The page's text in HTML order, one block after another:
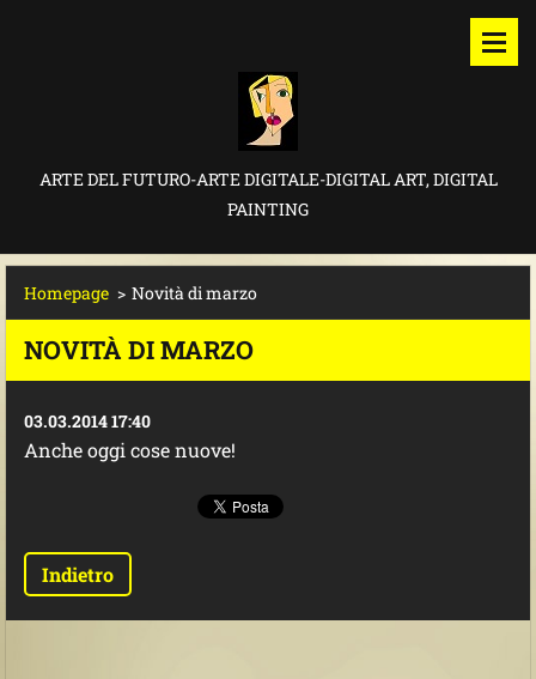
ARTE DEL FUTURO-ARTE DIGITALE-DIGITAL ART, DIGITAL
PAINTING
Homepage > Novità di marzo
NOVITÀ DI MARZO
03.03.2014 17:40
Anche oggi cose nuove!
Indietro